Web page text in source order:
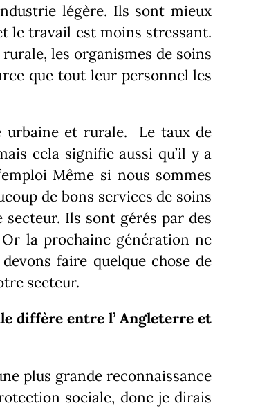
légère. Ils sont mieux
le travail est moins stressant.
les organismes de soins
que tout leur personnel les
et rurale.
Le taux de
cela signifie aussi qu’il y a
Même si nous sommes
de bons services de soins
Ils sont gérés par des
la prochaine génération ne
faire quelque chose de
secteur.
diffère entre l’ Angleterre et
plus grande reconnaissance
sociale, donc je dirais